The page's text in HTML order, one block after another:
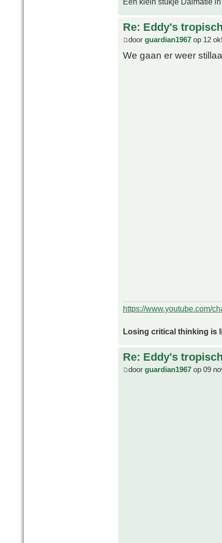
Re: Eddy's
door guardian1967 op 12
We gaan er weer
https://www.youtube.com/
Losing critical thinking is
Re: Eddy's
door guardian1967 op 09